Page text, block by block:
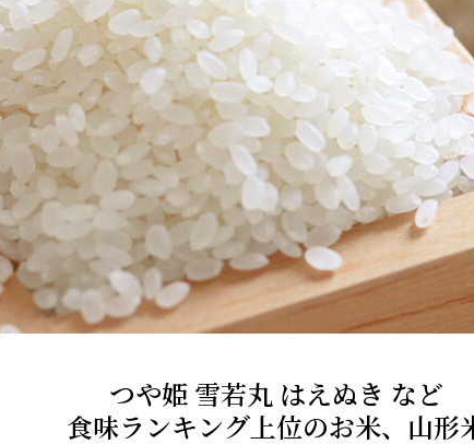
つや姫 雪若丸 はえぬき など
食味ランキング上位のお米、山形